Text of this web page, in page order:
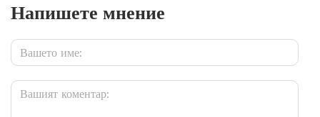
Напишете мнение